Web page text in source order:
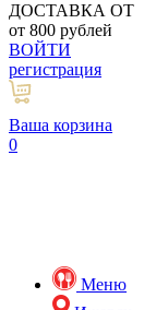
ДОСТАВКА ОТ
от 800 рублей
ВОЙТИ
регистрация
Ваша корзина
0
Меню